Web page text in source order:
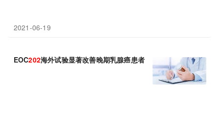
2021-06-19
EOC202海外试验显著改善晚期乳腺癌患者总生存期，亿腾景昂药